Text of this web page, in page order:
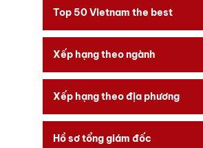
Top 50 Vietnam the best
Xếp hạng theo ngành
Xếp hạng theo địa phương
Hồ sơ tổng giám đốc